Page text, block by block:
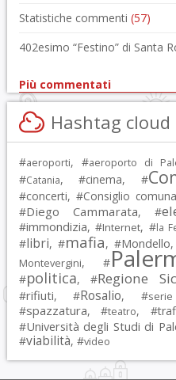
Statistiche commenti (57)
402esimo “Festino” di Santa
Più commentati
Hashtag cloud
#aeroporti, #aeroporto di
#Catania, #cinema, #
#concerti, #Consiglio
#Diego Cammarata, #
#immondizia, #Internet, #la
#libri, #mafia, #Mondello
Montevergini, #
#politica, #Regione
#rifiuti, #Rosalio, #
#spazzatura, #teatro, #
#Università degli Studi di
#viabilità, #video